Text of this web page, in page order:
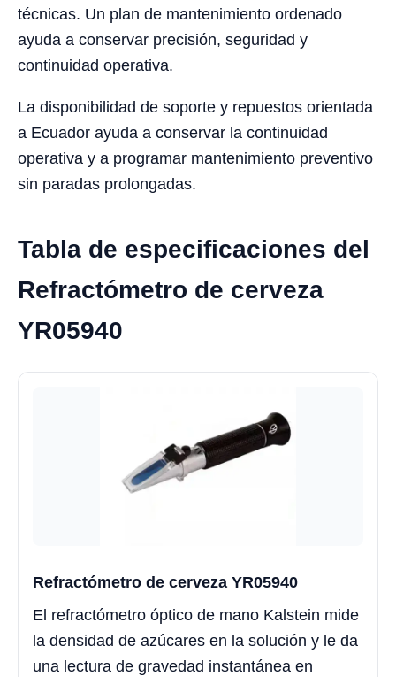
técnicas. Un plan de mantenimiento ordenado
ayuda a conservar precisión, seguridad y
continuidad operativa.
La disponibilidad de soporte y repuestos orientada
a Ecuador ayuda a conservar la continuidad
operativa y a programar mantenimiento preventivo
sin paradas prolongadas.
Tabla de especificaciones del
Refractómetro de cerveza
YR05940
Refractómetro de cerveza YR05940
El refractómetro óptico de mano Kalstein mide
la densidad de azúcares en la solución y le da
una lectura de gravedad instantánea en